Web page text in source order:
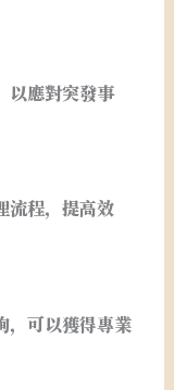
以應對突發事
流程，提高效
，可以獲得專業